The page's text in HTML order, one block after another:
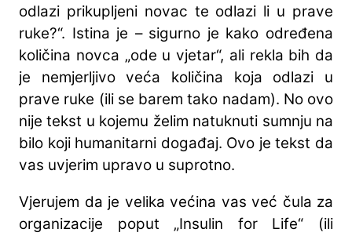
odlazi prikupljeni novac te odlazi li u prave
ruke?“. Istina je – sigurno je kako određena
količina novca „ode u vjetar“, ali rekla bih da
je nemjerljivo veća količina koja odlazi u
prave ruke (ili se barem tako nadam). No ovo
nije tekst u kojemu želim natuknuti sumnju na
bilo koji humanitarni događaj. Ovo je tekst da
vas uvjerim upravo u suprotno.
Vjerujem da je velika većina vas već čula za
organizacije poput „Insulin for Life“ (ili